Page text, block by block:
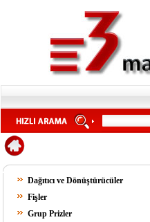
Dağıtıcı ve Dönüştürücüler
Fişler
Grup Prizler